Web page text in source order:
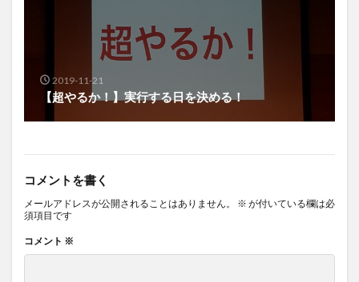
2019-11-21
【超やるか！】実行する日を決める！
コメントを書く
メールアドレスが公開されることはありません。 ※ が付いている欄は必
須項目です
コメント ※